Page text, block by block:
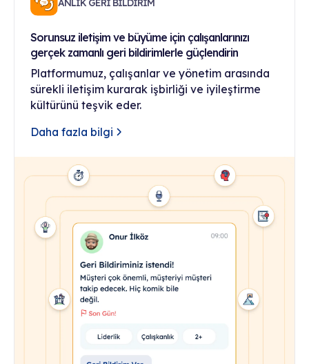
Sorunsuz iletişim ve büyüme için çalışanlarınızı
gerçek zamanlı geri bildirimlerle güçlendirin
Platformumuz, çalışanlar ve yönetim arasında
sürekli iletişim kurarak işbirliği ve iyileştirme
kültürünü teşvik eder.
Daha fazla bilgi